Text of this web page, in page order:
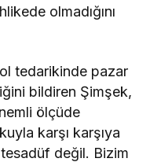
olmadığını
tedarikinde pazar
bildiren Şimşek,
ölçüde
karşı karşıya
değil. Bizim